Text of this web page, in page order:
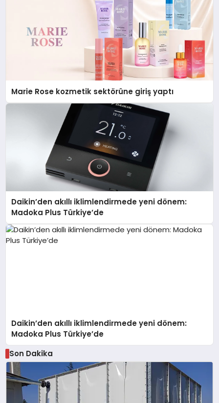
Marie Rose kozmetik sektörüne giriş yaptı
Daikin’den akıllı iklimlendirmede yeni dönem:
Madoka Plus Türkiye’de
Daikin’den akıllı iklimlendirmede yeni dönem:
Madoka Plus Türkiye’de
Son Dakika